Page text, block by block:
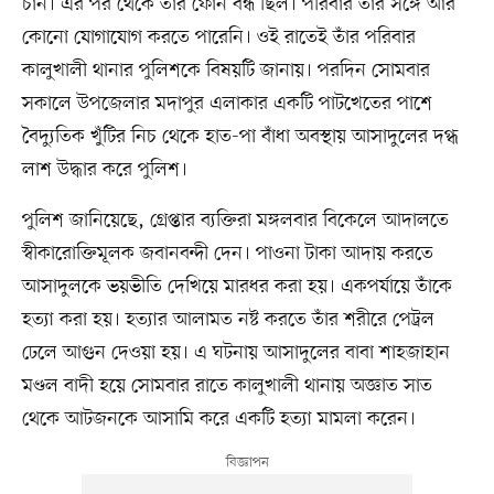
কোনো যোগাযোগ করতে পারেনি। ওই রাতেই তাঁর পরিবার
কালুখালী থানার পুলিশকে বিষয়টি জানায়। পরদিন সোমবার
সকালে উপজেলার মদাপুর এলাকার একটি পাটখেতের পাশে
বৈদ্যুতিক খুঁটির নিচ থেকে হাত-পা বাঁধা অবস্থায় আসাদুলের দগ্ধ
লাশ উদ্ধার করে পুলিশ।
পুলিশ জানিয়েছে, গ্রেপ্তার ব্যক্তিরা মঙ্গলবার বিকেলে আদালতে
স্বীকারোক্তিমূলক জবানবন্দী দেন। পাওনা টাকা আদায় করতে
আসাদুলকে ভয়ভীতি দেখিয়ে মারধর করা হয়। একপর্যায়ে তাঁকে
হত্যা করা হয়। হত্যার আলামত নষ্ট করতে তাঁর শরীরে পেট্রল
ঢেলে আগুন দেওয়া হয়। এ ঘটনায় আসাদুলের বাবা শাহজাহান
মণ্ডল বাদী হয়ে সোমবার রাতে কালুখালী থানায় অজ্ঞাত সাত
থেকে আটজনকে আসামি করে একটি হত্যা মামলা করেন।